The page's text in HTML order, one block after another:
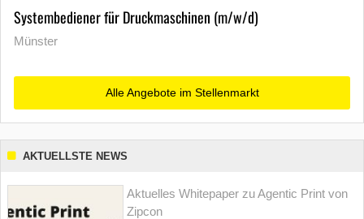
Systembediener für Druckmaschinen (m/w/d)
Münster
Alle Angebote im Stellenmarkt
AKTUELLSTE NEWS
Aktuelles Whitepaper zu Agentic Print von
Zipcon